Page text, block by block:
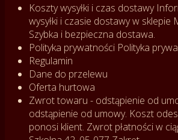
Koszty wysyłki i czas dostawy
wysyłki i czasie dostawy w sklepie
Szybka i bezpieczna dostawa.
Polityka prywatności Polityka
Regulamin
Dane do przelewu
Oferta hurtowa
Zwrot towaru - odstąpienie od
odstąpienie od umowy. Koszt
ponosi klient. Zwrot płatności w